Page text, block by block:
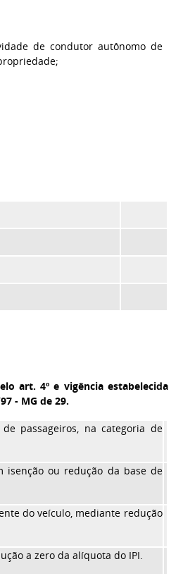
de condutor autônomo de
art. 4º e vigência estabelecida
- MG de 29.
passageiros, na categoria de
ou redução da base de
do veículo, mediante redução
a zero da alíquota do IPI.